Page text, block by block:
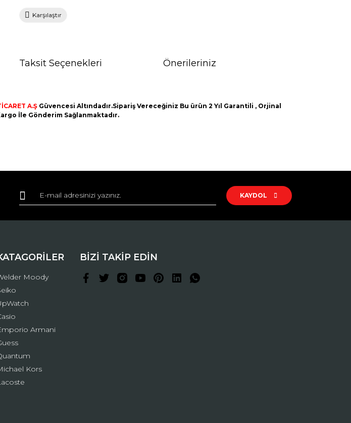
Karşılaştır
Taksit Seçenekleri Önerileriniz
A.Ş Güvencesi Altındadır.Sipariş Vereceğiniz Bu ürün 2 Yıl Garantili , Orjinal
İle Gönderim Sağlanmaktadır.
Yorum Yaz
Gönder
KAYDOL
Moody
Armani
Kors
BİZİ TAKİP EDİN